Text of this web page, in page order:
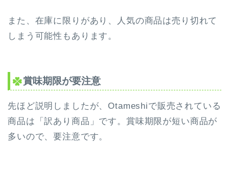
また、在庫に限りがあり、人気の商品は売り切れて
しまう可能性もあります。
賞味期限が要注意
先ほど説明しましたが、Otameshiで販売されている
商品は「訳あり商品」です。賞味期限が短い商品が
多いので、要注意です。